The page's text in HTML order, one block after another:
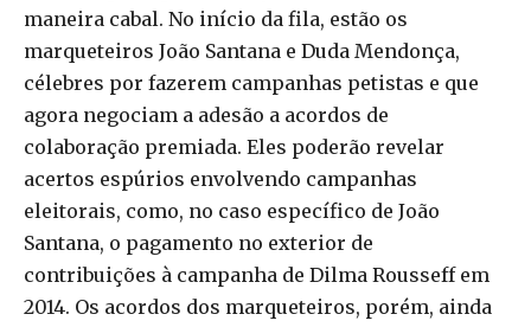
maneira cabal. No início da fila, estão os
marqueteiros João Santana e Duda Mendonça,
célebres por fazerem campanhas petistas e que
agora negociam a adesão a acordos de
colaboração premiada. Eles poderão revelar
acertos espúrios envolvendo campanhas
eleitorais, como, no caso específico de João
Santana, o pagamento no exterior de
contribuições à campanha de Dilma Rousseff em
2014. Os acordos dos marqueteiros, porém, ainda